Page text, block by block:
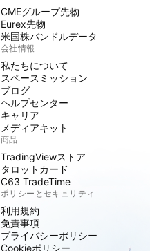
CMEグループ先物
Eurex先物
米国株バンドルデータ
会社情報
私たちについて
スペースミッション
ブログ
ヘルプセンター
キャリア
メディアキット
商品
TradingViewストア
タロットカード
C63 TradeTime
ポリシーとセキュリティ
利用規約
免責事項
プライバシーポリシー
Cookieポリシー